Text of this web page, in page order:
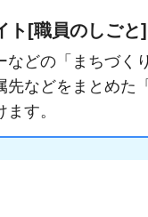
ト[職員のしごと]
などの「まちづく
先などをまとめた
す。